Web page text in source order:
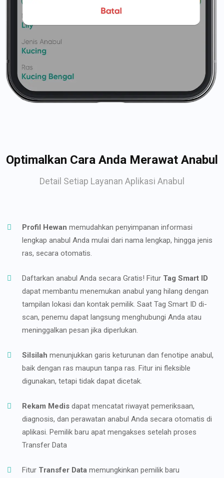
Optimalkan Cara Anda Merawat Anabul
Detail Setiap Layanan Aplikasi Anabul
Profil Hewan memudahkan penyimpanan informasi
lengkap anabul Anda mulai dari nama lengkap, hingga jenis
ras, secara otomatis.
Daftarkan anabul Anda secara Gratis! Fitur Tag Smart ID
dapat membantu menemukan anabul yang hilang dengan
tampilan lokasi dan kontak pemilik. Saat Tag Smart ID di-
scan, penemu dapat langsung menghubungi Anda atau
meninggalkan pesan jika diperlukan.
Silsilah menunjukkan garis keturunan dan fenotipe anabul,
baik dengan ras maupun tanpa ras. Fitur ini fleksible
digunakan, tetapi tidak dapat dicetak.
Rekam Medis dapat mencatat riwayat pemeriksaan,
diagnosis, dan perawatan anabul Anda secara otomatis di
aplikasi. Pemilik baru apat mengakses setelah proses
Transfer Data
Fitur Transfer Data memungkinkan pemilik baru